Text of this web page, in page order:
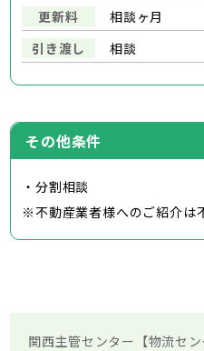
更新料
相談ヶ月
引き渡し
相談
その他条件
・分割相談
※不動産業者様へのご紹介は
関西主管センター【物流セ